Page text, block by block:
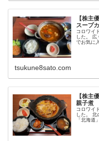
【株主
スープ
コロワイ
した。
でお気に
tsukune8sato.com
【株主
親子煮
コロワイ
した。 北
「北海道